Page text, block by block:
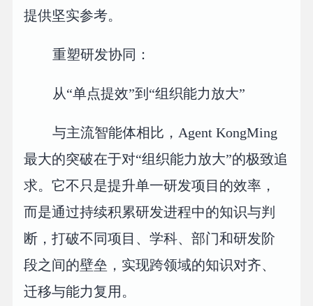
提供坚实参考。
重塑研发协同：
从“单点提效”到“组织能力放大”
与主流智能体相比，Agent KongMing
最大的突破在于对“组织能力放大”的极致追
求。它不只是提升单一研发项目的效率，
而是通过持续积累研发进程中的知识与判
断，打破不同项目、学科、部门和研发阶
段之间的壁垒，实现跨领域的知识对齐、
迁移与能力复用。